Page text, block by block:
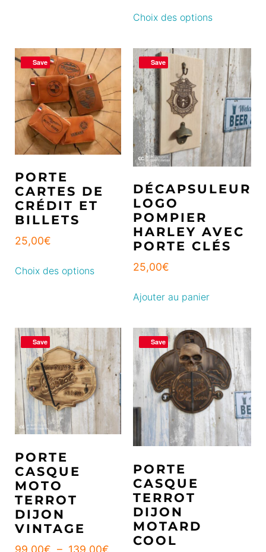
Choix des options
Save
PORTE
CARTES DE
CRÉDIT ET
BILLETS
25,00€
Choix des options
Save
DÉCAPSULEUR
LOGO
POMPIER
HARLEY AVEC
PORTE CLÉS
25,00€
Ajouter au panier
Save
PORTE
CASQUE
MOTO
TERROT
DIJON
VINTAGE
99,00€ – 139,00€
Save
PORTE
CASQUE
TERROT
DIJON
MOTARD
COOL